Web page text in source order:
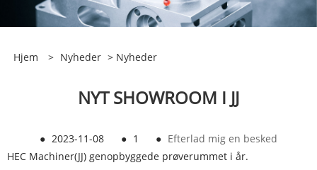
Hjem > Nyheder > Nyheder
NYT SHOWROOM I JJ
● 2023-11-08 ● 1 ● Efterlad mig en besked
HEC Machiner(JJ) genopbyggede prøverummet i år.